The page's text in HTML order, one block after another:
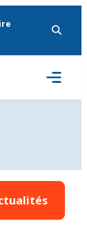
Ouvrir
le
menu